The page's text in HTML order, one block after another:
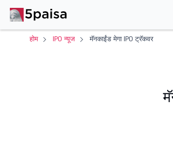
होम IPO न्यूज मॅनकाईंड मेगा IPO ट्रॅकवर